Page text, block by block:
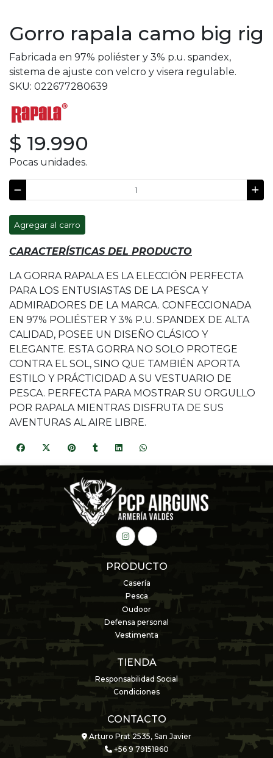
Gorro rapala camo big rig
Fabricada en 97% poliéster y 3% p.u. spandex,
sistema de ajuste con velcro y visera regulable.
SKU: 022677280639
$ 19.990
Pocas unidades.
Agregar al carro
CARACTERÍSTICAS DEL PRODUCTO
LA GORRA RAPALA ES LA ELECCIÓN PERFECTA
PARA LOS ENTUSIASTAS DE LA PESCA Y
ADMIRADORES DE LA MARCA. CONFECCIONADA
EN 97% POLIÉSTER Y 3% P.U. SPANDEX DE ALTA
CALIDAD, POSEE UN DISEÑO CLÁSICO Y
ELEGANTE. ESTA GORRA NO SOLO PROTEGE
CONTRA EL SOL, SINO QUE TAMBIÉN APORTA
ESTILO Y PRÁCTICIDAD A SU VESTUARIO DE
PESCA. PERFECTA PARA MOSTRAR SU ORGULLO
POR RAPALA MIENTRAS DISFRUTA DE SUS
AVENTURAS AL AIRE LIBRE.
PRODUCTO
Casería
Pesca
Oudoor
Defensa personal
Vestimenta
TIENDA
Responsabilidad Social
Condiciones
CONTACTO
Arturo Prat 2535, San Javier
+56 9 79151860